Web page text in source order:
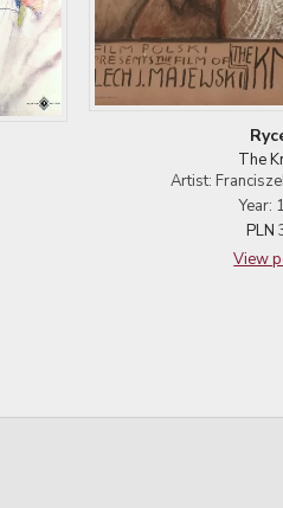
The
Artist:
Year:
PLN
View